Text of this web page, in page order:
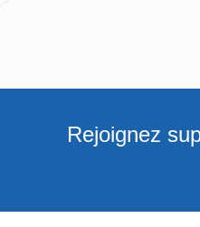
Rejoignez